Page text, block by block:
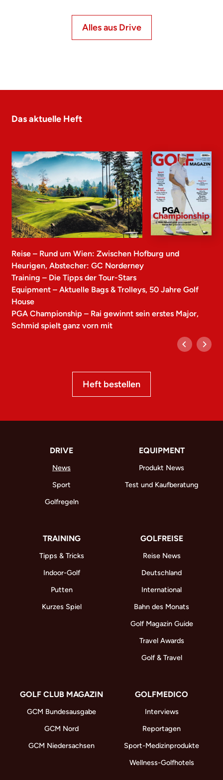
Alles aus Drive
Das aktuelle Heft
Reise – Rund um Wien: Zwischen Hofburg und
Heurigen, Abstecher: GC Norderney
Training – Die Tipps der Tour-Stars
Equipment – Aktuelle Bags & Trolleys, 50 Jahre Golf
House
PGA Championship – Rai gewinnt sein erstes Major,
Schmid spielt ganz vorn mit
Heft bestellen
DRIVE
News
Sport
Golfregeln
EQUIPMENT
Produkt News
Test und Kaufberatung
TRAINING
Tipps & Tricks
Indoor-Golf
Putten
Kurzes Spiel
GOLFREISE
Reise News
Deutschland
International
Bahn des Monats
Golf Magazin Guide
Travel Awards
Golf & Travel
GOLF CLUB MAGAZIN
GCM Bundesausgabe
GCM Nord
GCM Niedersachsen
GOLFMEDICO
Interviews
Reportagen
Sport-Medizinprodukte
Wellness-Golfhotels